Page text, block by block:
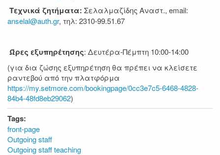
Τεχνικά ζητήματα: Σελαλμαζίδης Αναστ., email:
anselal@auth.gr, τηλ: 2310-99.51.67
Ώρες εξυπηρέτησης: Δευτέρα-Πέμπτη 10:00-14:00
(για δια ζώσης εξυπηρέτηση θα πρέπει να κλείσετε
ραντεβού από την πλατφόρμα
https://my.setmore.com/bookingpage/0cc3e7c5-6468-4828-
84b4-48fd8eb29062)
Tags:
front-page
Outgoing staff
Outgoing staff teaching